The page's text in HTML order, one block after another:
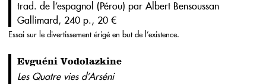
trad. de l’espagnol (Pérou) par Albert Bensoussan
Gallimard, 240 p., 20 €
Essai sur le divertissement érigé en but de l’existence.
Evguéni Vodolazkine
Les Quatre vies d’Arséni